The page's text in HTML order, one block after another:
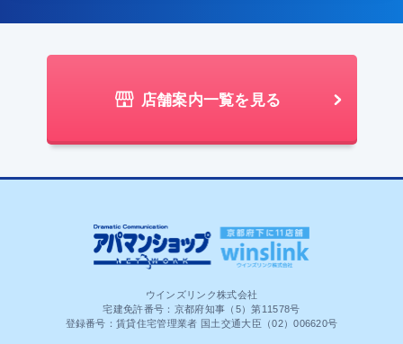
店舗案内一覧を見る
ウインズリンク株式会社
宅建免許番号：京都府知事（5）第11578号
登録番号：賃貸住宅管理業者 国土交通大臣（02）006620号